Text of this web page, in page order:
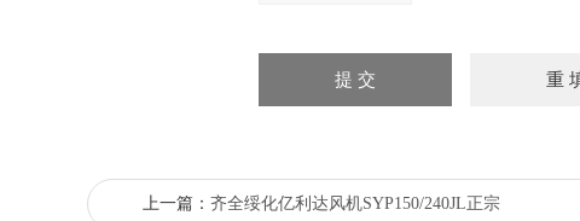
上一篇： 齐全绥化亿利达风机SYP150/240JL正宗